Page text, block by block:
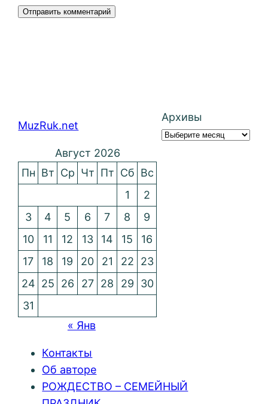
MuzRuk.net
Архивы
Август 2026
Пн Вт Ср Чт Пт Сб Вс
1
2
3
4 5 6 7 8
9
10
11 12 13 14 15
16
17
18 19 20 21 22
23
24 25 26 27 28 29
30
31
« Янв
Контакты
Об авторе
РОЖДЕСТВО – СЕМЕЙНЫЙ